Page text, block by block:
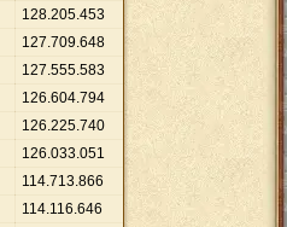
128.205.453
127.709.648
127.555.583
126.604.794
126.225.740
126.033.051
114.713.866
114.116.646